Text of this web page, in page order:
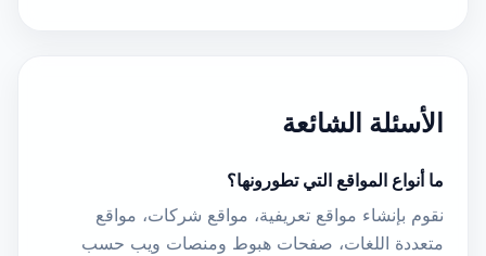
الأسئلة الشائعة
ما أنواع المواقع التي تطورونها؟
نقوم بإنشاء مواقع تعريفية، مواقع شركات، مواقع
متعددة اللغات، صفحات هبوط ومنصات ويب حسب